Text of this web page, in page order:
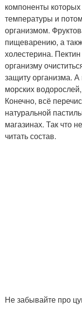
компоненты
температуры и
организмом.
пищеварению, а
холестерина.
организму
защиту организма. А
морских
Конечно, всё
натуральной
магазинах. Так что
читать состав.
Не забывайте про